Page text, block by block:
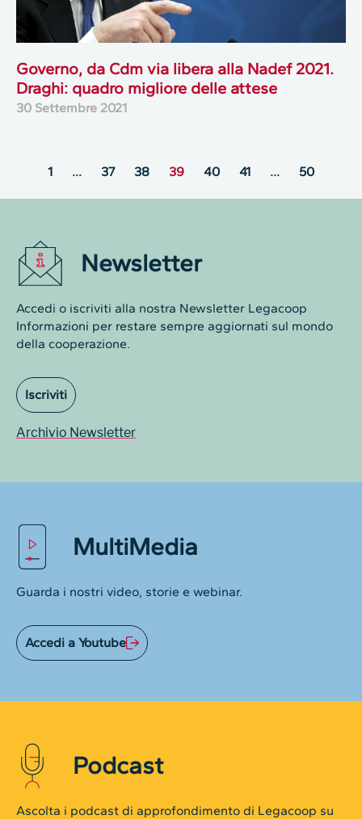
Governo, da Cdm via libera alla Nadef 2021.
Draghi: quadro migliore delle attese
30 Settembre 2021
1 … 37 38 39 40 41 … 50
Newsletter
Accedi o iscriviti alla nostra Newsletter Legacoop
Informazioni per restare sempre aggiornati sul mondo
della cooperazione.
Iscriviti
Archivio Newsletter
MultiMedia
Guarda i nostri video, storie e webinar.
Accedi a Youtube
Podcast
Ascolta i podcast di approfondimento di Legacoop su